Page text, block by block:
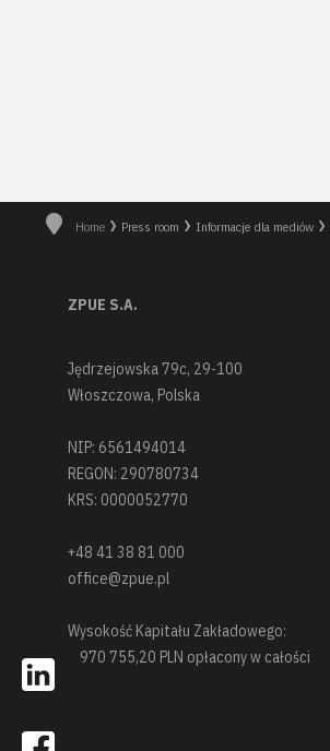
Home Press room Informacje dla mediów
ZPUE S.A.
Jędrzejowska 79c, 29-100
Włoszczowa, Polska
NIP: 6561494014
REGON: 290780734
KRS: 0000052770
+48 41 38 81 000
office@zpue.pl
Wysokość Kapitału Zakładowego:
6 970 755,20 PLN opłacony w całości